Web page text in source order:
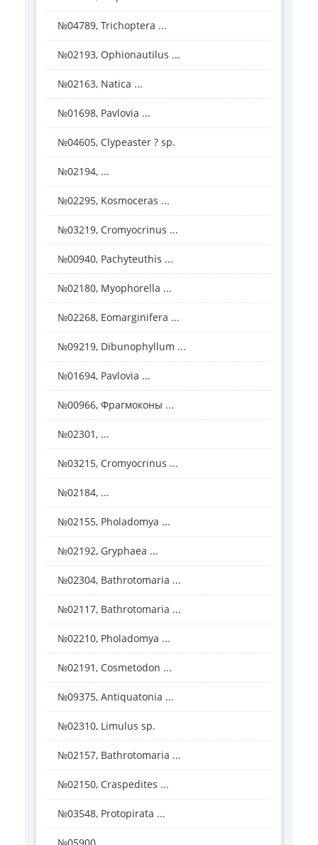
№04789, Trichoptera ...
№02193, Ophionautilus ...
№02163, Natica ...
№01698, Pavlovia ...
№04605, Clypeaster ? sp.
№02194, ...
№02295, Kosmoceras ...
№03219, Cromyocrinus ...
№00940, Pachyteuthis ...
№02180, Myophorella ...
№02268, Eomarginifera ...
№09219, Dibunophyllum ...
№01694, Pavlovia ...
№00966, Фрагмоконы ...
№02301, ...
№03215, Cromyocrinus ...
№02184, ...
№02155, Pholadomya ...
№02192, Gryphaea ...
№02304, Bathrotomaria ...
№02117, Bathrotomaria ...
№02210, Pholadomya ...
№02191, Cosmetodon ...
№09375, Antiquatonia ...
№02310, Limulus sp.
№02157, Bathrotomaria ...
№02150, Craspedites ...
№03548, Protopirata ...
№05900, ...